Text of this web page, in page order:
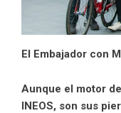
El Embajador con
Aunque el motor
INEOS, son sus